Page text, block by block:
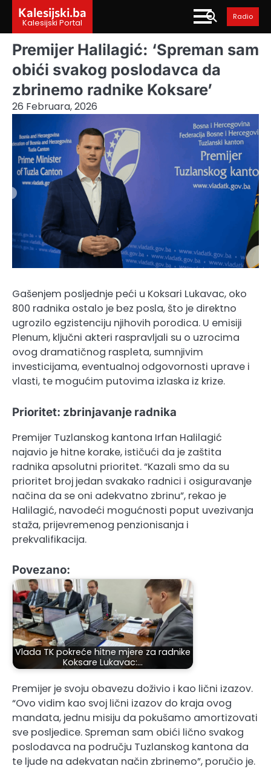
content
Kalesijski.ba
Kalesijski Portal
Radio
Premijer Halilagić: ‘Spreman sam
obići svakog poslodavca da
zbrinemo radnike Koksare’
26 Februara, 2026
Gašenjem posljednje peći u Koksari Lukavac, oko
800 radnika ostalo je bez posla, što je direktno
ugrozilo egzistenciju njihovih porodica. U emisiji
Plenum, ključni akteri raspravljali su o uzrocima
ovog dramatičnog raspleta, sumnjivim
investicijama, eventualnoj odgovornosti uprave i
vlasti, te mogućim putovima izlaska iz krize.
Prioritet: zbrinjavanje radnika
Premijer Tuzlanskog kantona Irfan Halilagić
najavio je hitne korake, ističući da je zaštita
radnika apsolutni prioritet. “Kazali smo da su
prioritet broj jedan svakako radnici i osiguravanje
načina da se oni adekvatno zbrinu”, rekao je
Halilagić, navodeći mogućnosti poput uvezivanja
staža, prijevremenog penzionisanja i
prekvalifikacija.
Povezano:
Vlada TK pokreće hitne mjere za radnike
Koksare Lukavac:…
Premijer je svoju obavezu doživio i kao lični izazov.
“Ovo vidim kao svoj lični izazov do kraja ovog
mandata, jednu misiju da pokušamo amortizovati
sve posljedice. Spreman sam obići lično svakog
poslodavca na području Tuzlanskog kantona da
te ljude na adekvatan način zbrinemo”, poručio je.